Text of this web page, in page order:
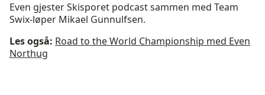
Even gjester Skisporet podcast sammen med Team
Swix-løper Mikael Gunnulfsen.
Les også: Road to the World Championship med Even
Northug